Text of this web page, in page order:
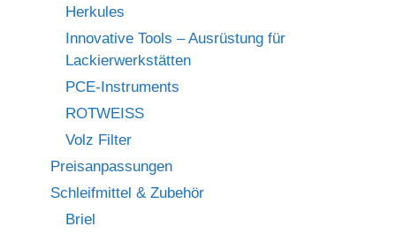
Herkules
Innovative Tools – Ausrüstung für
Lackierwerkstätten
PCE-Instruments
ROTWEISS
Volz Filter
Preisanpassungen
Schleifmittel & Zubehör
Briel